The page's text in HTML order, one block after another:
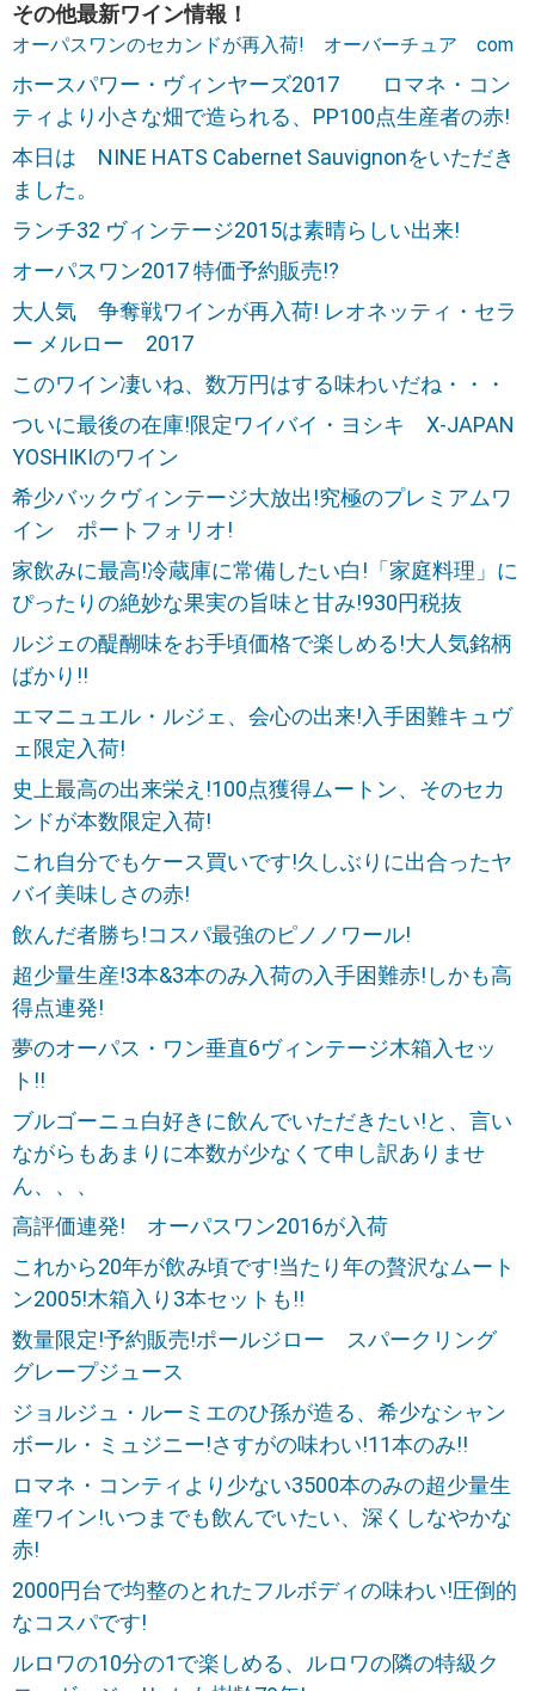
その他最新ワイン情報！
オーパスワンのセカンドが再入荷! オーバーチュア com
ホースパワー・ヴィンヤーズ2017 ロマネ・コン
ティより小さな畑で造られる、PP100点生産者の赤!
本日は NINE HATS Cabernet Sauvignonをいただき
ました。
ランチ32 ヴィンテージ2015は素晴らしい出来!
オーパスワン2017 特価予約販売!?
大人気 争奪戦ワインが再入荷! レオネッティ・セラ
ー メルロー 2017
このワイン凄いね、数万円はする味わいだね・・・
ついに最後の在庫!限定ワイバイ・ヨシキ X-JAPAN
YOSHIKIのワイン
希少バックヴィンテージ大放出!究極のプレミアムワ
イン ポートフォリオ!
家飲みに最高!冷蔵庫に常備したい白!「家庭料理」に
ぴったりの絶妙な果実の旨味と甘み!930円税抜
ルジェの醍醐味をお手頃価格で楽しめる!大人気銘柄
ばかり!!
エマニュエル・ルジェ、会心の出来!入手困難キュヴ
ェ限定入荷!
史上最高の出来栄え!100点獲得ムートン、そのセカ
ンドが本数限定入荷!
これ自分でもケース買いです!久しぶりに出合ったヤ
バイ美味しさの赤!
飲んだ者勝ち!コスパ最強のピノノワール!
超少量生産!3本&3本のみ入荷の入手困難赤!しかも高
得点連発!
夢のオーパス・ワン垂直6ヴィンテージ木箱入セッ
ト!!
ブルゴーニュ白好きに飲んでいただきたい!と、言い
ながらもあまりに本数が少なくて申し訳ありませ
ん、、、
高評価連発! オーパスワン2016が入荷
これから20年が飲み頃です!当たり年の贅沢なムート
ン2005!木箱入り3本セットも!!
数量限定!予約販売!ポールジロー スパークリング
グレープジュース
ジョルジュ・ルーミエのひ孫が造る、希少なシャン
ボール・ミュジニー!さすがの味わい!11本のみ!!
ロマネ・コンティより少ない3500本のみの超少量生
産ワイン!いつまでも飲んでいたい、深くしなやかな
赤!
2000円台で均整のとれたフルボディの味わい!圧倒的
なコスパです!
ルロワの10分の1で楽しめる、ルロワの隣の特級ク